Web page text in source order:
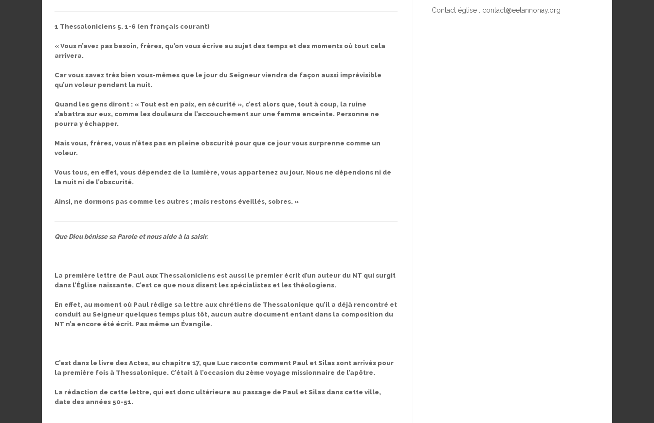
1 Thessaloniciens 5. 1-6 (en français courant)
« Vous n’avez pas besoin, frères, qu’on vous écrive au sujet des temps et des moments où tout cela
arrivera.
Car vous savez très bien vous-mêmes que le jour du Seigneur viendra de façon aussi imprévisible
qu’un voleur pendant la nuit.
Quand les gens diront : « Tout est en paix, en sécurité », c’est alors que, tout à coup, la ruine
s’abattra sur eux, comme les douleurs de l’accouchement sur une femme enceinte. Personne ne
pourra y échapper.
Mais vous, frères, vous n’êtes pas en pleine obscurité pour que ce jour vous surprenne comme un
voleur.
Vous tous, en effet, vous dépendez de la lumière, vous appartenez au jour. Nous ne dépendons ni de
la nuit ni de l’obscurité.
Ainsi, ne dormons pas comme les autres ; mais restons éveillés, sobres. »
Que Dieu bénisse sa Parole et nous aide à la saisir.
La première lettre de Paul aux Thessaloniciens est aussi le premier écrit d’un auteur du NT qui surgit
dans l’Église naissante. C’est ce que nous disent les spécialistes et les théologiens.
En effet, au moment où Paul rédige sa lettre aux chrétiens de Thessalonique qu’il a déjà rencontré et
conduit au Seigneur quelques temps plus tôt, aucun autre document entant dans la composition du
NT n’a encore été écrit. Pas même un Évangile.
C’est dans le livre des Actes, au chapitre 17, que Luc raconte comment Paul et Silas sont arrivés pour
la première fois à Thessalonique. C’était à l’occasion du 2ème voyage missionnaire de l’apôtre.
La rédaction de cette lettre, qui est donc ultérieure au passage de Paul et Silas dans cette ville,
date des années 50-51.
Contact église : contact@eelannonay.org